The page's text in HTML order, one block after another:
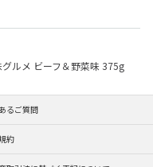
ルメ ビーフ＆野菜味 375g
るご質問
約